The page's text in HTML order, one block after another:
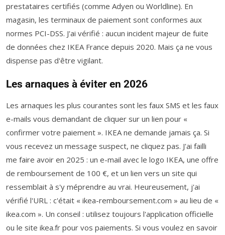
prestataires certifiés (comme Adyen ou Worldline). En
magasin, les terminaux de paiement sont conformes aux
normes PCI-DSS. J'ai vérifié : aucun incident majeur de fuite
de données chez IKEA France depuis 2020. Mais ça ne vous
dispense pas d'être vigilant.
Les arnaques à éviter en 2026
Les arnaques les plus courantes sont les faux SMS et les faux
e-mails vous demandant de cliquer sur un lien pour «
confirmer votre paiement ». IKEA ne demande jamais ça. Si
vous recevez un message suspect, ne cliquez pas. J'ai failli
me faire avoir en 2025 : un e-mail avec le logo IKEA, une offre
de remboursement de 100 €, et un lien vers un site qui
ressemblait à s'y méprendre au vrai. Heureusement, j'ai
vérifié l'URL : c'était « ikea-remboursement.com » au lieu de «
ikea.com ». Un conseil : utilisez toujours l'application officielle
ou le site ikea.fr pour vos paiements. Si vous voulez en savoir